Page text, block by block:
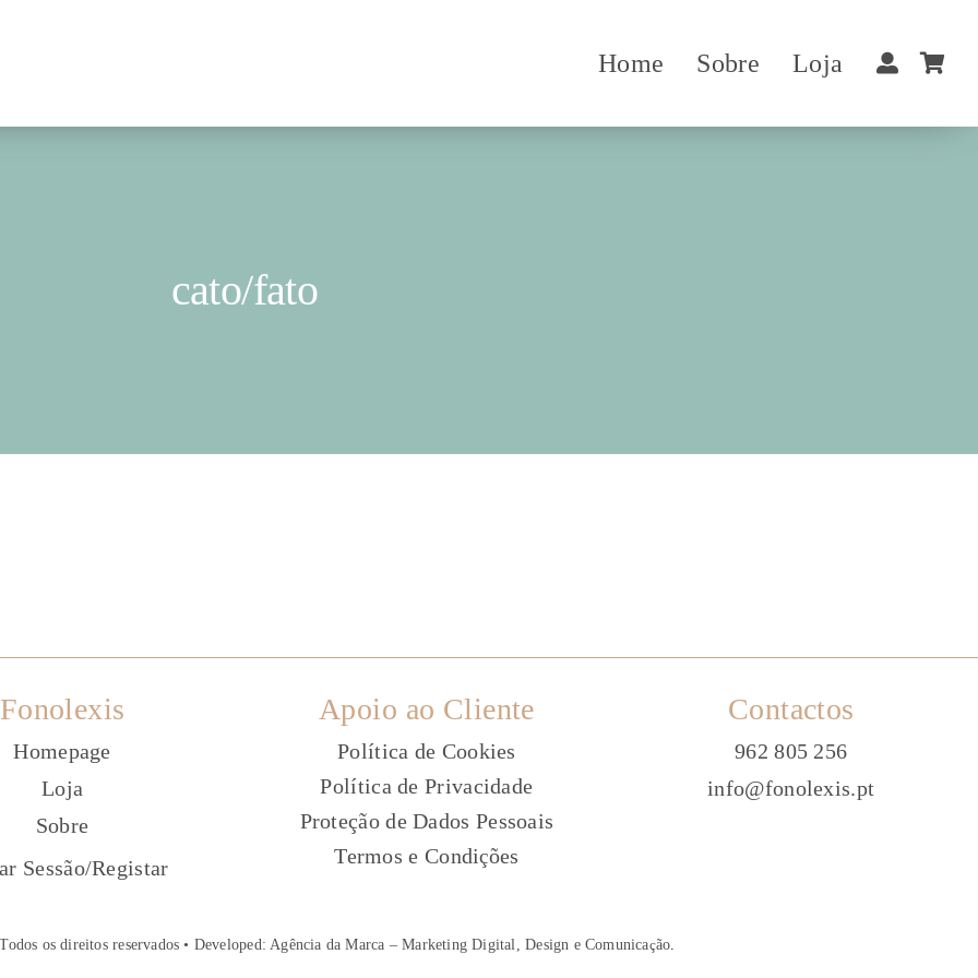
Home Sobre Loja
cato/fato
Fonolexis
Homepage
Loja
Sobre
Sessão/Registar
Apoio ao Cliente
Política de Cookies
Política de Privacidade
Proteção de Dados Pessoais
Termos e Condições
Contactos
962 805 256
info@fonolexis.pt
os direitos reservados • Developed:Agência da Marca – Marketing Digital, Design e Comunicação.